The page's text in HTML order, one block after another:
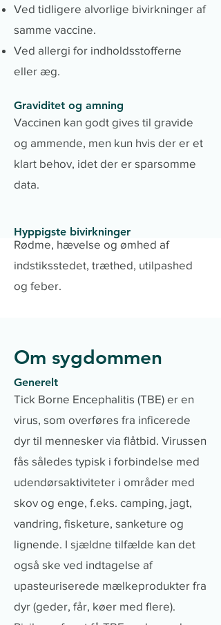
Ved tidligere alvorlige bivirkninger af
samme vaccine.
Ved allergi for indholdsstofferne
eller æg.
Graviditet og amning
Vaccinen kan godt gives til gravide
og ammende, men kun hvis der er et
klart behov, idet der er sparsomme
data.
Hyppigste bivirkninger
Rødme, hævelse og ømhed af
indstiksstedet, træthed, utilpashed
og feber.
Om sygdommen
Generelt
Tick Borne Encephalitis (TBE) er en
virus, som overføres fra inficerede
dyr til mennesker via flåtbid. Virussen
fås således typisk i forbindelse med
udendørsaktiviteter i områder med
skov og enge, f.eks. camping, jagt,
vandring, fisketure, sanketure og
lignende. I sjældne tilfælde kan det
også ske ved indtagelse af
upasteuriserede mælkeprodukter fra
dyr (geder, får, køer med flere).